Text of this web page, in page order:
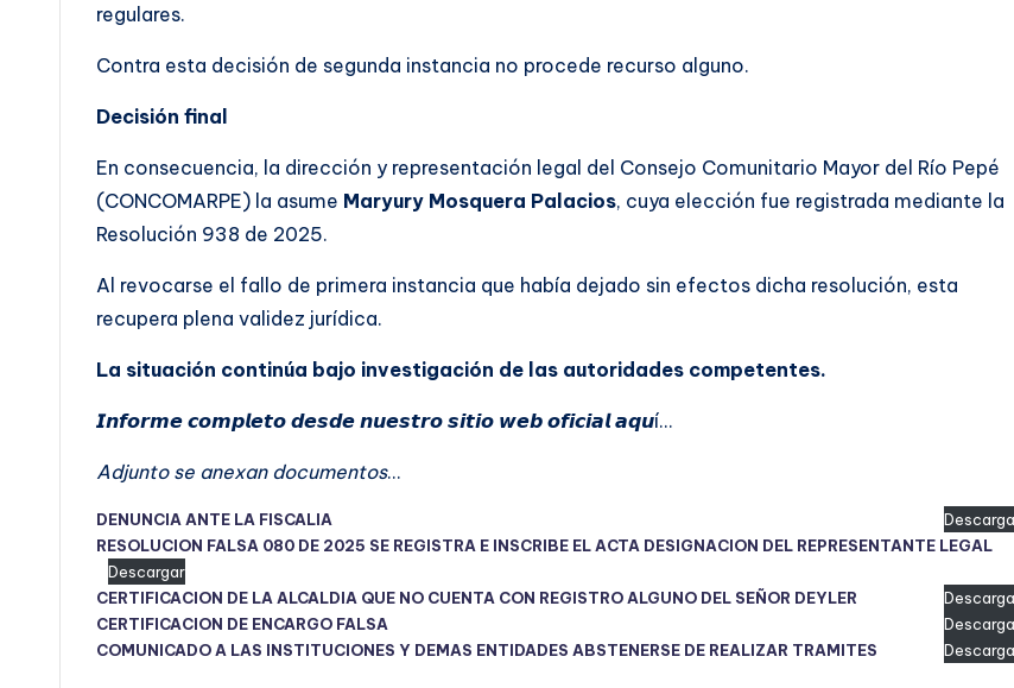
regulares.
Contra esta decisión de segunda instancia no procede recurso alguno.
Decisión final
En consecuencia, la dirección y representación legal del Consejo Comunitario Mayor del Río Pepé
(CONCOMARPE) la asume Maryury Mosquera Palacios, cuya elección fue registrada mediante la
Resolución 938 de 2025.
Al revocarse el fallo de primera instancia que había dejado sin efectos dicha resolución, esta
recupera plena validez jurídica.
La situación continúa bajo investigación de las autoridades competentes.
𝙄𝙣𝙛𝙤𝙧𝙢𝙚 𝙘𝙤𝙢𝙥𝙡𝙚𝙩𝙤 𝙙𝙚𝙨𝙙𝙚 𝙣𝙪𝙚𝙨𝙩𝙧𝙤 𝙨𝙞𝙩𝙞𝙤 𝙬𝙚𝙗 𝙤𝙛𝙞𝙘𝙞𝙖𝙡 𝙖𝙦𝙪í…
Adjunto se anexan documentos…
DENUNCIA ANTE LA FISCALIA
RESOLUCION FALSA 080 DE 2025 SE REGISTRA E INSCRIBE EL ACTA DESIGNACION DEL REPRESENTANTE LEGAL
Descargar
CERTIFICACION DE LA ALCALDIA QUE NO CUENTA CON REGISTRO ALGUNO DEL SEÑOR DEYLER
CERTIFICACION DE ENCARGO FALSA
COMUNICADO A LAS INSTITUCIONES Y DEMAS ENTIDADES ABSTENERSE DE REALIZAR TRAMITES